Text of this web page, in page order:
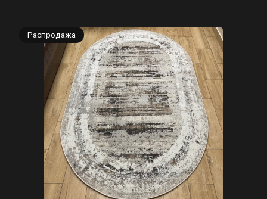
Распродажа